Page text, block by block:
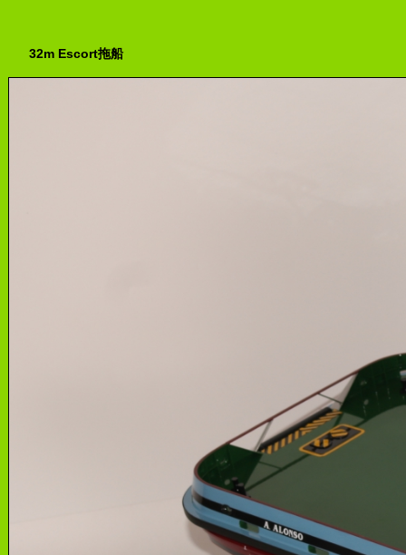
32m Escort拖船